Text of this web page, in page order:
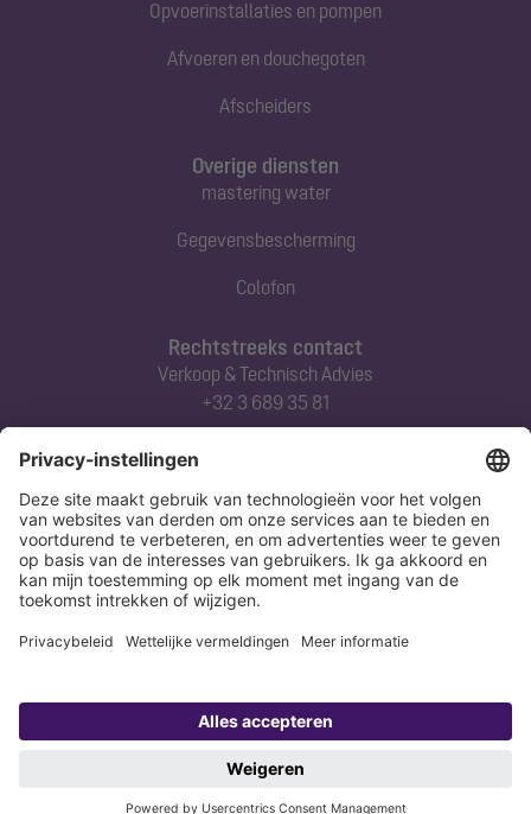
Opvoerinstallaties en pompen
Afvoeren en douchegoten
Afscheiders
Rechtstreeks contact
Verkoop & Technisch Advies
+32 3 689 35 81
Abonneert u zich op onze nieuwsbrief
Nu aanmelden
Overige diensten
mastering water
Gegevensbescherming
Colofon
Copyright 1998-2026 KESSEL SE + Co. KG, Bahnhofstraße 31, 85101 Lenting,
Verklaring Colofon